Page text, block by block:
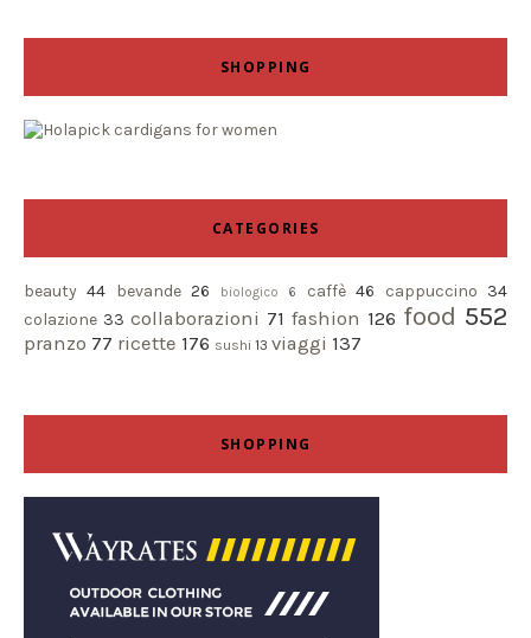
SHOPPING
CATEGORIES
beauty 44 bevande 26 biologico 6 caffè 46 cappuccino 34
colazione 33 collaborazioni 71 fashion 126 food 552
pranzo 77 ricette 176 sushi 13 viaggi 137
SHOPPING